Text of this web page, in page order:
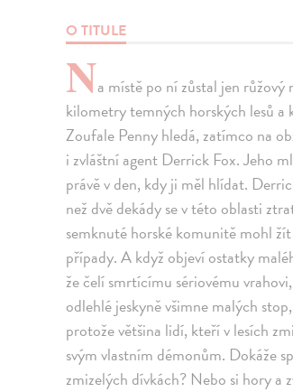
O TITULE
Na místě po ní zůstal jen růžový
kilometry temných horských lesů
Zoufale Penny hledá, zatímco na
i zvláštní agent Derrick Fox. Jeho
právě v den, kdy ji měl hlídat.
než dvě dekády se v této oblasti
semknuté horské komunitě mohl
případy. A když objeví ostatky
že čelí smrtícímu sériovému
odlehlé jeskyně všimne malých
protože většina lidí, kteří v lesích
svým vlastním démonům. Dokáže
zmizelých dívkách? Nebo si hory a